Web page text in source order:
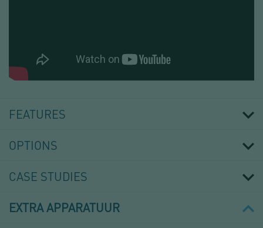
FEATURES
OPTIONS
CASE STUDIES
EXTRA APPARATUUR